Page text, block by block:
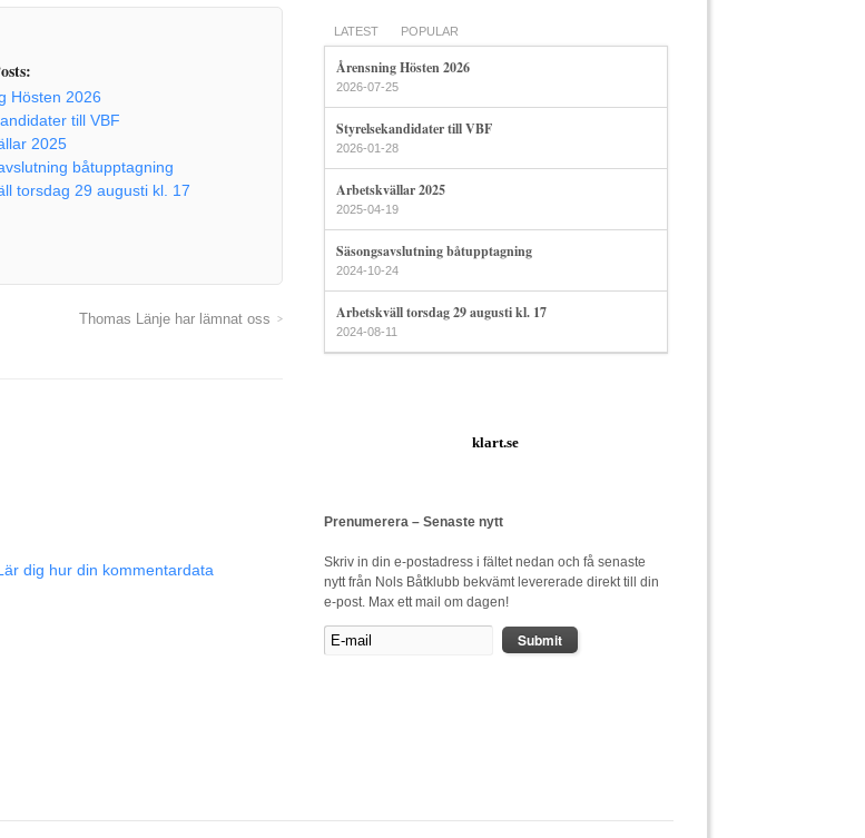
Hösten 2026
till VBF
2025
båtupptagning
torsdag 29 augusti kl. 17
Thomas Länje har lämnat oss
dig hur din kommentardata
LATEST POPULAR
Årensning Hösten 2026
2026-07-25
Styrelsekandidater till VBF
2026-01-28
Arbetskvällar 2025
2025-04-19
Säsongsavslutning båtupptagning
2024-10-24
Arbetskväll torsdag 29 augusti kl. 17
2024-08-11
klart.se
Prenumerera – Senaste nytt
Skriv in din e-postadress i fältet nedan och få senaste
nytt från Nols Båtklubb bekvämt levererade direkt till din
e-post. Max ett mail om dagen!